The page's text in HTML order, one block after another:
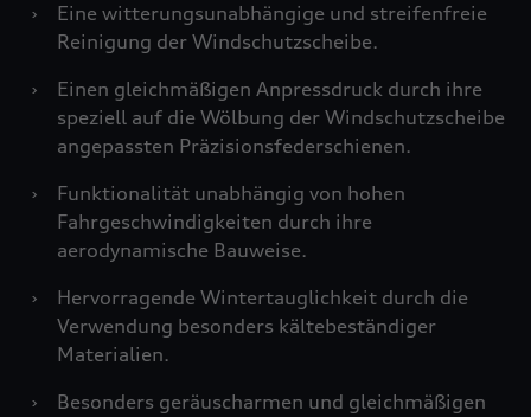
›
Eine witterungsunabhängige und streifenfreie
Reinigung der Windschutzscheibe.
›
Einen gleichmäßigen Anpressdruck durch ihre
speziell auf die Wölbung der Windschutzscheibe
angepassten Präzisionsfederschienen.
›
Funktionalität unabhängig von hohen
Fahrgeschwindigkeiten durch ihre
aerodynamische Bauweise.
›
Hervorragende Wintertauglichkeit durch die
Verwendung besonders kältebeständiger
Materialien.
›
Besonders geräuscharmen und gleichmäßigen